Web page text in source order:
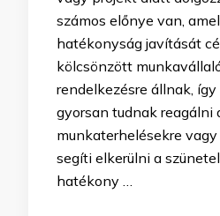
számos előnye van,
hatékonyság javítását
kölcsönzött
rendelkezésre állnak,
gyorsan tudnak reagálni
munkaterhelésekre
segíti elkerülni a
hatékony …